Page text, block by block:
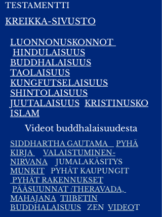
TESTAMENTTI
KREIKKA-SIVUSTO
LUONNONUSKONNOT
HINDULAISUUS
BUDDHALAISUUS
TAOLAISUUS
KUNGFUTSELAISUUS
SHINTOLAISUUS
JUUTALAISUUS KRISTINUSKO
ISLAM
Videot buddhalaisuudesta
SIDDHARTHA GAUTAMA
PYHÄ
KIRJA
VALAISTUMINEN-
NIRVANA JUMALAKÄSITYS
MUNKIT PYHÄT KAUPUNGIT
PYHÄT RAKENNUKSET
PÄÄSUUNNAT :THERAVADA,
MAHAJANA TIIBETIN
BUDDHALAISUUS ZEN VIDEOT